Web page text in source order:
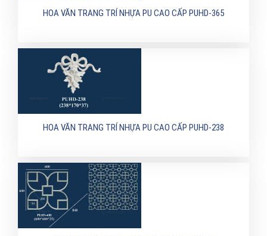
HOA VĂN TRANG TRÍ NHỰA PU CAO CẤP PUHD-365
HOA VĂN TRANG TRÍ NHỰA PU CAO CẤP PUHD-238